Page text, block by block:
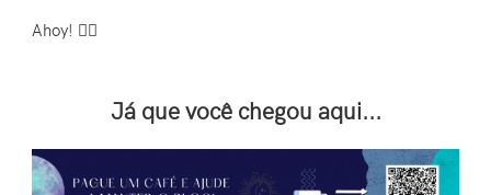
Ahoy! 🏴‍☠️
Já que você chegou aqui...